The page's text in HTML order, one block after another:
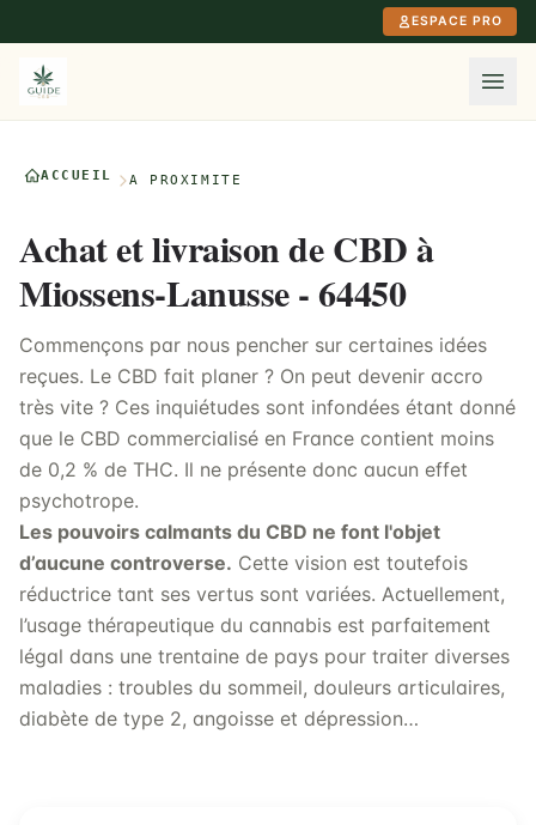
ESPACE PRO
ACCUEIL À PROXIMITÉ
Achat et livraison de CBD à
Miossens-Lanusse - 64450
Commençons par nous pencher sur certaines idées
reçues. Le CBD fait planer ? On peut devenir accro
très vite ? Ces inquiétudes sont infondées étant donné
que le CBD commercialisé en France contient moins
de 0,2 % de THC. Il ne présente donc aucun effet
psychotrope.
Les pouvoirs calmants du CBD ne font l'objet
d’aucune controverse. Cette vision est toutefois
réductrice tant ses vertus sont variées. Actuellement,
l’usage thérapeutique du cannabis est parfaitement
légal dans une trentaine de pays pour traiter diverses
maladies : troubles du sommeil, douleurs articulaires,
diabète de type 2, angoisse et dépression…